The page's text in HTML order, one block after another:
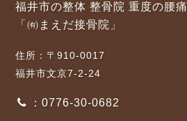
福井市の整体 整骨院 重度の腰痛
「㈲まえだ接骨院」
住所：〒910-0017
福井市文京7-2-24
：0776-30-0682